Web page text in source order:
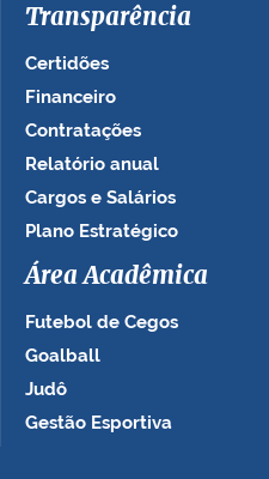
Transparência
Certidões
Financeiro
Contratações
Relatório anual
Cargos e Salários
Plano Estratégico
Área Acadêmica
Futebol de Cegos
Goalball
Judô
Gestão Esportiva